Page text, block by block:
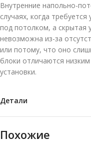
Внутренние напольно-
случаях, когда
под потолком, а скрытая
невозможна из-за
или потому, что оно
блоки отличаются
установки.
Детали
Похожие